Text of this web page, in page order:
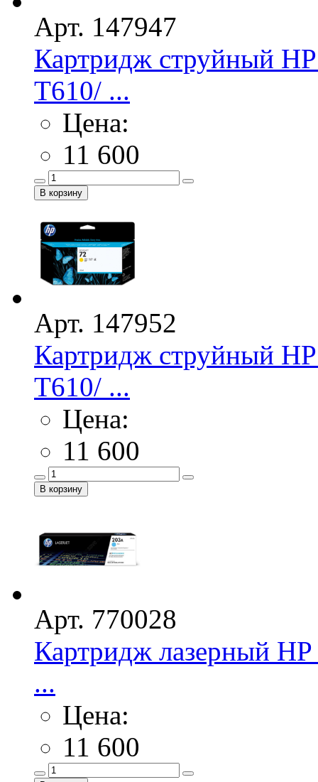
Арт. 147947
Картридж струйный
T610/ ...
Цена:
11 600
Арт. 147952
Картридж струйный
T610/ ...
Цена:
11 600
Арт. 770028
Картридж лазерный
...
Цена:
11 600